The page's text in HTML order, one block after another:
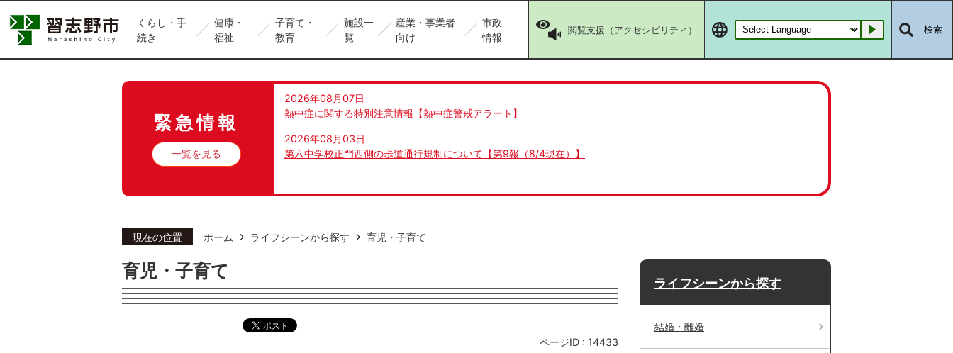
くらし・手
続き
健康・
福祉
子育て・
教育
施設一
覧
産業・事業者
向け
市政
情報
閲覧支援（アクセシビリティ） Go 検索
緊急情報
一覧を見る
2026年08月07日
熱中症に関する特別注意情報【熱中症警戒アラート】
2026年08月03日
第六中学校正門西側の歩道通行規制について【第9報（8/4現在）】
現在の位置 ホーム ライフシーンから探す 育児・子育て
育児・子育て
ページID : 14433
ライフシーンから探す
結婚・離婚